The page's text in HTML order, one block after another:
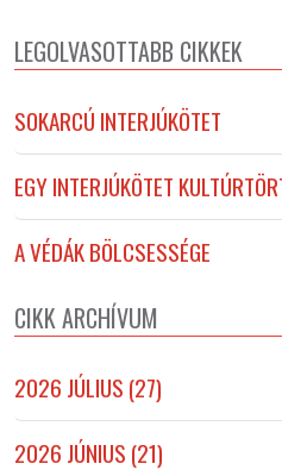
LEGOLVASOTTABB CIKKEK
SOKARCÚ INTERJÚKÖTET
EGY INTERJÚKÖTET
A VÉDÁK BÖLCSESSÉGE
CIKK ARCHÍVUM
2026 JÚLIUS (27)
2026 JÚNIUS (21)